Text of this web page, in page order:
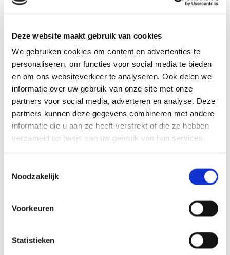
Deze website maakt gebruik van cookies
We gebruiken cookies om content en advertenties te
personaliseren, om functies voor social media te bieden
en om ons websiteverkeer te analyseren. Ook delen we
informatie over uw gebruik van onze site met onze
partners voor social media, adverteren en analyse. Deze
partners kunnen deze gegevens combineren met andere
informatie die u aan ze heeft verstrekt of die ze hebben
verzameld op basis van uw gebruik van hun services.
Noodzakelijk
Voorkeuren
Statistieken